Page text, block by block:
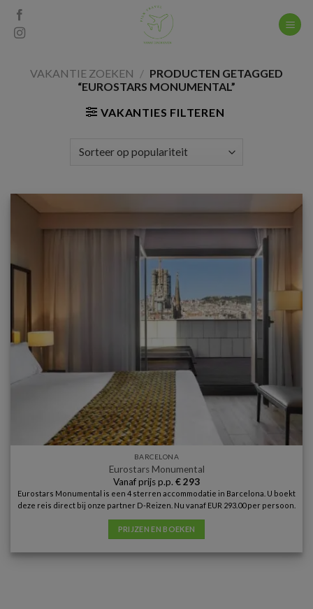
Skip
content
VAKANTIE ZOEKEN / PRODUCTEN GETAGGED
“EUROSTARS MONUMENTAL”
VAKANTIES FILTEREN
BARCELONA
Eurostars Monumental
Vanaf prijs p.p. €293
Eurostars Monumental is een 4 sterren accommodatie in Barcelona. U boekt
deze reis direct bij onze partner D-Reizen. Nu vanaf EUR 293.00 per persoon.
PRIJZEN EN BOEKEN